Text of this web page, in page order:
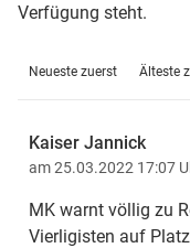
Verfügung steht.
Neueste zuerst Älteste
Kaiser Jannick
am 25.03.2022 17:07
MK warnt völlig zu
Vierligisten auf